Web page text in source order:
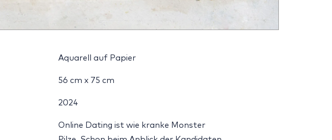
Aquarell auf Papier
56 cm x 75 cm
2024
Online Dating ist wie kranke Monster